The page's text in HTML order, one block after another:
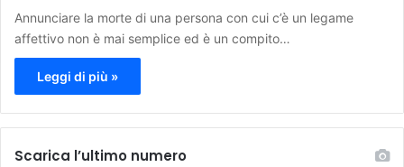
Annunciare la morte di una persona con cui c’è un legame
affettivo non è mai semplice ed è un compito…
Leggi di più »
Scarica l’ultimo numero